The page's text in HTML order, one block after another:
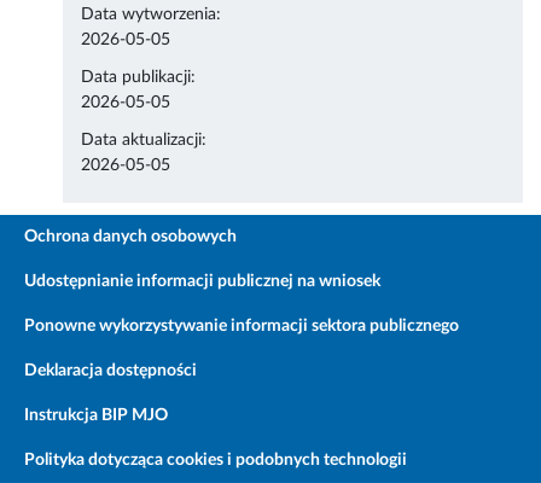
Data wytworzenia:
2026-05-05
Data publikacji:
2026-05-05
Data aktualizacji:
2026-05-05
Ochrona danych osobowych
Udostępnianie informacji publicznej na wniosek
Ponowne wykorzystywanie informacji sektora publicznego
Deklaracja dostępności
Instrukcja BIP MJO
Polityka dotycząca cookies i podobnych technologii